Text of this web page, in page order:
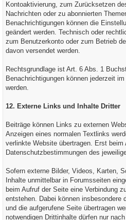
Kontoaktivierung, zum Zurücksetzen
Nachrichten oder zu abonnierten
Benachrichtigungen können die
geändert werden. Technisch oder
zum Benutzerkonto oder zum Betrieb
davon versendet werden.
Rechtsgrundlage ist Art. 6 Abs. 1
Benachrichtigungen können jederzeit
werden.
12. Externe Links und Inhalte Dritter
Beiträge können Links zu externen
Anzeigen eines normalen Textlinks
verlinkte Website übertragen. Erst
Datenschutzbestimmungen des
Sofern externe Bilder, Videos, Karten,
Inhalte unmittelbar in Forumsseiten
beim Aufruf der Seite eine Verbindung
entstehen. Dabei können insbesondere
und die aufgerufene Seite übertragen
notwendigen Drittinhalte dürfen nur